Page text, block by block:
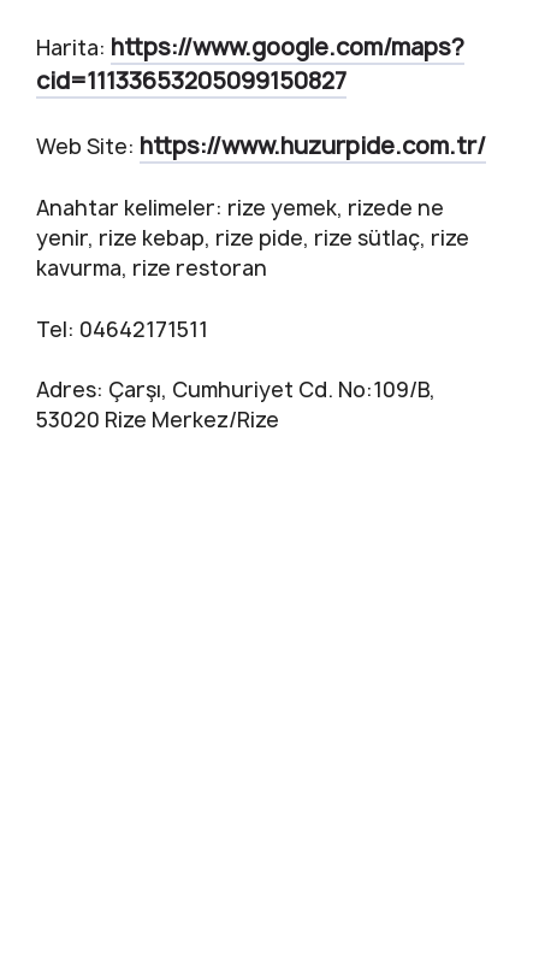
Harita: https://www.google.com/maps?
cid=11133653205099150827
Web Site: https://www.huzurpide.com.tr/
Anahtar kelimeler: rize yemek, rizede ne
yenir, rize kebap, rize pide, rize sütlaç, rize
kavurma, rize restoran
Tel: 04642171511
Adres: Çarşı, Cumhuriyet Cd. No:109/B,
53020 Rize Merkez/Rize